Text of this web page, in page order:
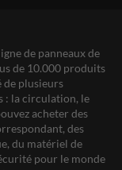
de panneaux de
de 10.000 produits
de plusieurs
: la circulation, le
acheter des
des
du matériel de
pour le monde